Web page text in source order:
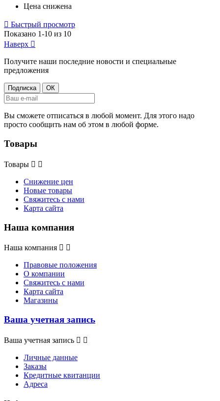
Цена снижена
 Быстрый просмотр
Показано 1-10 из 10
Наверх 
Получите наши последние новости и специальные
предложения
Вы сможете отписаться в любой момент. Для этого надо
просто сообщить нам об этом в любой форме.
Товары
Товары  
Снижение цен
Новые товары
Свяжитесь с нами
Карта сайта
Наша компания
Наша компания  
Правовые положения
О компании
Свяжитесь с нами
Карта сайта
Магазины
Ваша учетная запись
Ваша учетная запись  
Личные данные
Заказы
Кредитные квитанции
Адреса